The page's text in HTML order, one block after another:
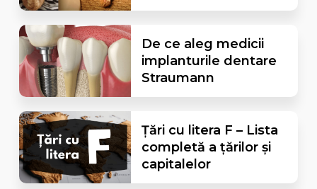
De ce aleg medicii
implanturile dentare
Straumann
Țări cu litera F – Lista
completă a țărilor și
capitalelor